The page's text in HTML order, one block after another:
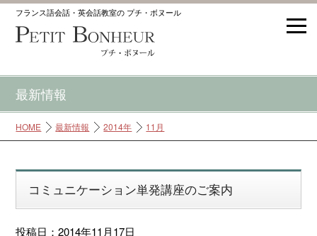
フランス語会話・英会話教室の プチ・ボヌール
最新情報
HOME 最新情報 2014年 11月
コミュニケーション単発講座のご案内
投稿日：2014年11月17日